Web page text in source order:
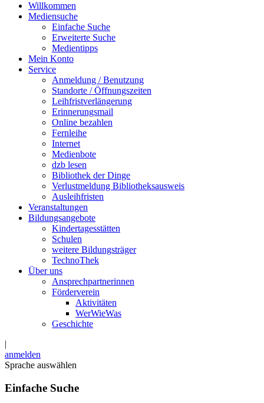
Willkommen
Mediensuche
Einfache Suche
Erweiterte Suche
Medientipps
Mein Konto
Service
Anmeldung / Benutzung
Standorte / Öffnungszeiten
Leihfristverlängerung
Erinnerungsmail
Online bezahlen
Fernleihe
Internet
Medienbote
dzb lesen
Bibliothek der Dinge
Verlustmeldung Bibliotheksausweis
Ausleihfristen
Veranstaltungen
Bildungsangebote
Kindertagesstätten
Schulen
weitere Bildungsträger
TechnoThek
Über uns
Ansprechpartnerinnen
Förderverein
Aktivitäten
WerWieWas
Geschichte
|
anmelden
Sprache auswählen
Einfache Suche